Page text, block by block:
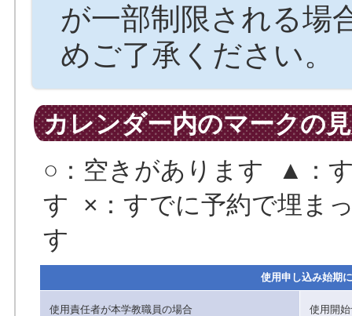
が一部制限される場
めご了承ください。
カレンダー内のマークの
○：空きがあります ▲：
す ×：すでに予約で埋ま
す
使用申し込み始期
使用責任者が本学教職員の場合 使用開